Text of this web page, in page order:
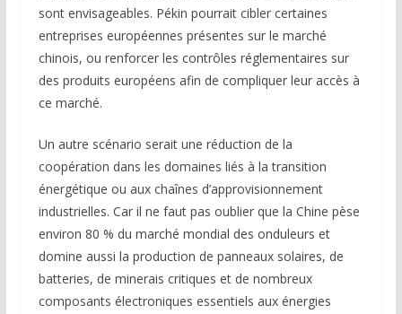
sont envisageables. Pékin pourrait cibler certaines
entreprises européennes présentes sur le marché
chinois, ou renforcer les contrôles réglementaires sur
des produits européens afin de compliquer leur accès à
ce marché.
Un autre scénario serait une réduction de la
coopération dans les domaines liés à la transition
énergétique ou aux chaînes d’approvisionnement
industrielles. Car il ne faut pas oublier que la Chine pèse
environ 80 % du marché mondial des onduleurs et
domine aussi la production de panneaux solaires, de
batteries, de minerais critiques et de nombreux
composants électroniques essentiels aux énergies